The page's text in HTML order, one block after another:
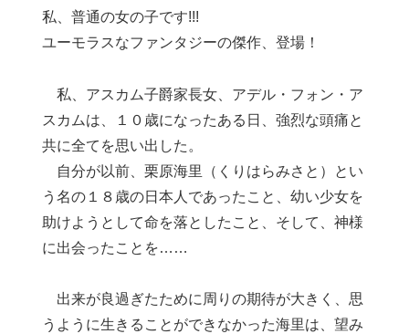
私、普通の女の子です!!!
ユーモラスなファンタジーの傑作、登場！
私、アスカム子爵家長女、アデル・フォン・ア
スカムは、１０歳になったある日、強烈な頭痛と
共に全てを思い出した。
自分が以前、栗原海里（くりはらみさと）とい
う名の１８歳の日本人であったこと、幼い少女を
助けようとして命を落としたこと、そして、神様
に出会ったことを……
出来が良過ぎたために周りの期待が大きく、思
うように生きることができなかった海里は、望み